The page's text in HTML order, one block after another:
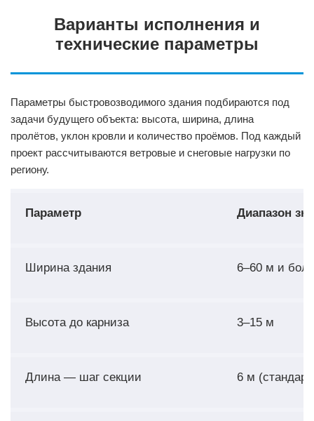
Варианты исполнения и
технические параметры
Параметры быстровозводимого здания подбираются под
задачи будущего объекта: высота, ширина, длина
пролётов, уклон кровли и количество проёмов. Под каждый
проект рассчитываются ветровые и снеговые нагрузки по
региону.
Параметр Диапазон
Ширина здания 6–60 м и
Высота до карниза 3–15 м
Длина — шаг секции 6 м